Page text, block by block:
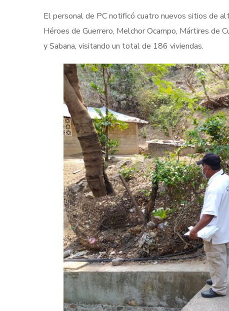
El personal de PC notificó cuatro nuevos sitios de
Héroes de Guerrero, Melchor Ocampo, Mártires de
y Sabana, visitando un total de 186 viviendas.